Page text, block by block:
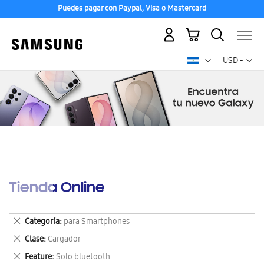
Puedes pagar con Paypal, Visa o Mastercard
USD -
dólar
Mi carrito
Tienda Online
Categoría para Smartphones
Eliminar
este
artículo
Clase Cargador
Eliminar
este
Feature Solo bluetooth
Eliminar